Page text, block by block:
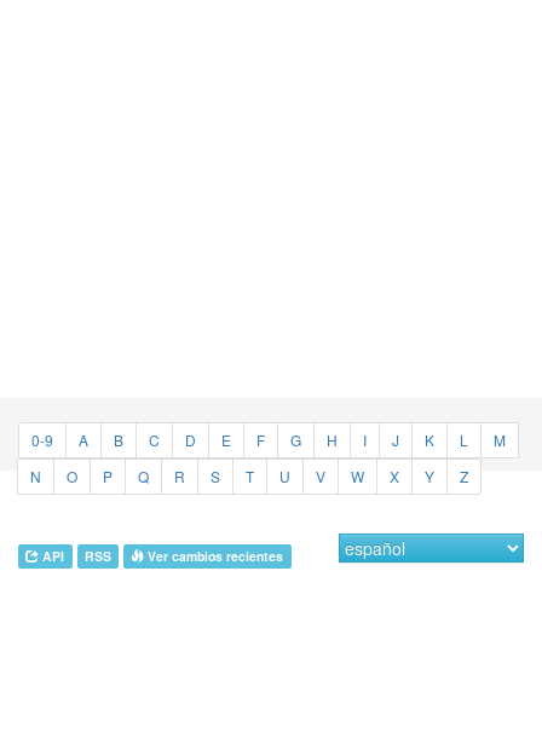
0-9 A B C D E F G H I J K L
M
N
O P Q R S T U V W X Y Z
API RSS Ver cambios recientes